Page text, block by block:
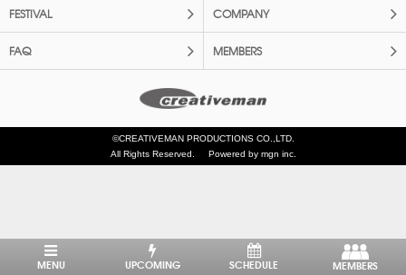
FESTIVAL COMPANY
FAQ MEMBERS
©CREATIVEMAN PRODUCTIONS CO.,LTD.
All Rights Reserved.
Powered by mgn inc.
MENU UPCOMING SCHEDULE MEMBERS